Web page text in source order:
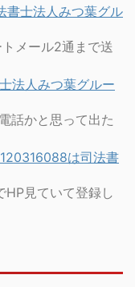
書士法人みつ葉グル
メール2通まで送
法人みつ葉グルー
話かと思って出た
は司法書
HP見ていて登録し